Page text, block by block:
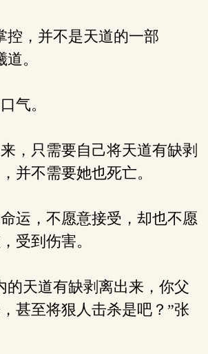
，并不是天道的一部
。
。
只需要自己将天道有缺剥
并不需要她也死亡。
，不愿意接受，却也不愿
受到伤害。
天道有缺剥离出来，你父
甚至将狠人击杀是吧？”张